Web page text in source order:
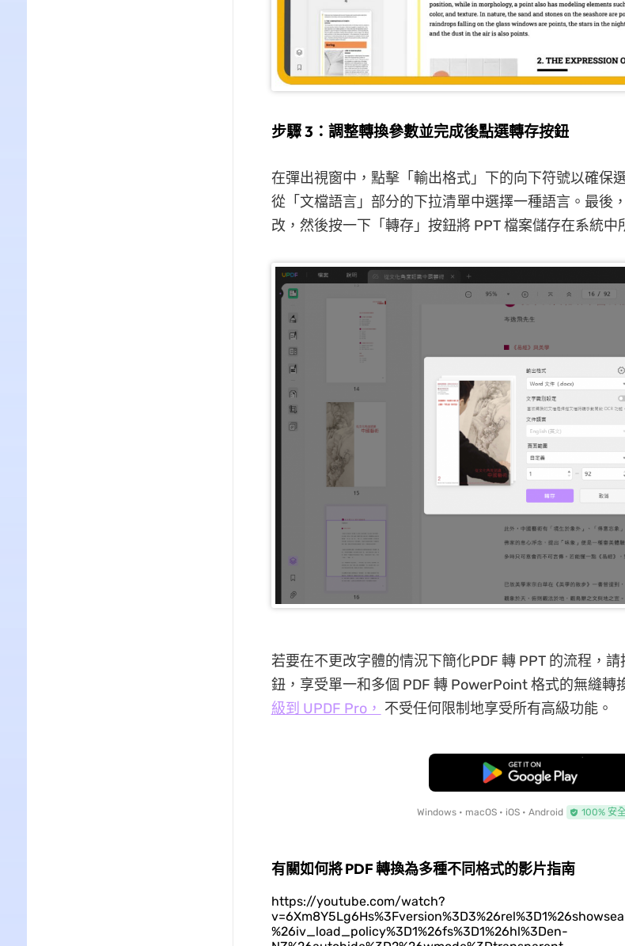
步驟 3：調整轉換參數並完成後點選轉存按鈕
在彈出視窗中，點擊「輸出格式」下的向下符號以確保
從「文檔語言」部分的下拉清單中選擇一種語言。最後
改，然後按一下「轉存」按鈕將 PPT 檔案儲存在系統中
若要在不更改字體的情況下簡化PDF 轉 PPT 的流程，
鈕，享受單一和多個 PDF 轉 PowerPoint 格式的無縫轉
級到 UPDF Pro， 不受任何限制地享受所有高級功能。
免費下載
Windows • macOS • iOS • Android 100% 安
有關如何將 PDF 轉換為多種不同格式的影片指南
https://youtube.com/watch?
%26iv_load_policy%3D1%26fs%3D1%26hl%3Den-